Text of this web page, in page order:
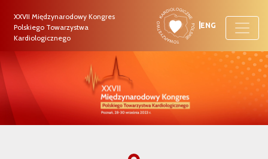
XXVII Międzynarodowy Kongres
Polskiego Towarzystwa
Kardiologicznego
ENG